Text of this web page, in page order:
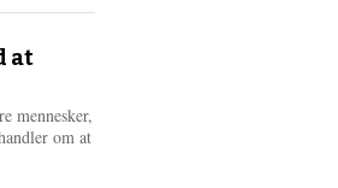
e
e
at
mennesker,
om at